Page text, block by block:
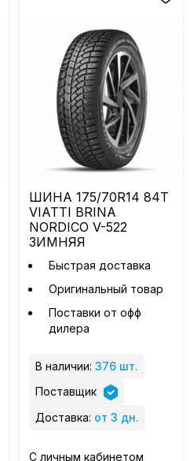
ШИНА 175/70R14 84T
VIATTI BRINA
NORDICO V-522
ЗИМНЯЯ
Быстрая доставка
Оригинальный товар
Поставки от офф
дилера
В наличии: 376 шт.
Поставщик
Доставка: от 3 дн.
С личным кабинетом